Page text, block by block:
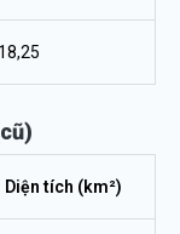
Diện tích (km²)